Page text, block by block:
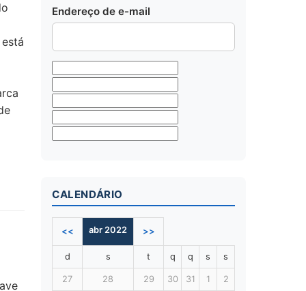
Endereço de e-mail
CALENDÁRIO
<< abr 2022 >>
d s t q q s s
27 28 29 30 31 1 2